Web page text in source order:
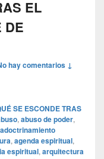
EL
DE
hay comentarios ↓
SE ESCONDE TRAS
, abuso de poder,
adoctrinamiento
, agenda espiritual,
espiritual, arquitectura